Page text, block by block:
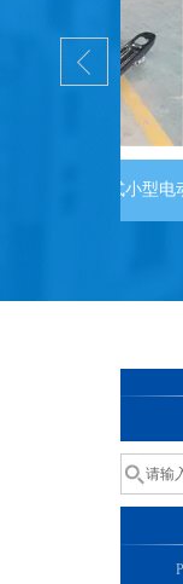
3T电动搬运车带称重, 移动式小型电动叉车秤